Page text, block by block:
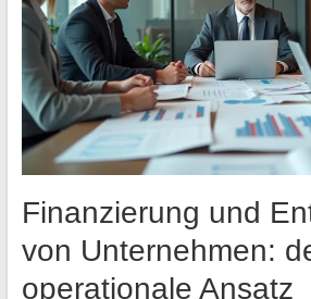
Finanzierung und
von Unternehmen:
operationale Ansatz